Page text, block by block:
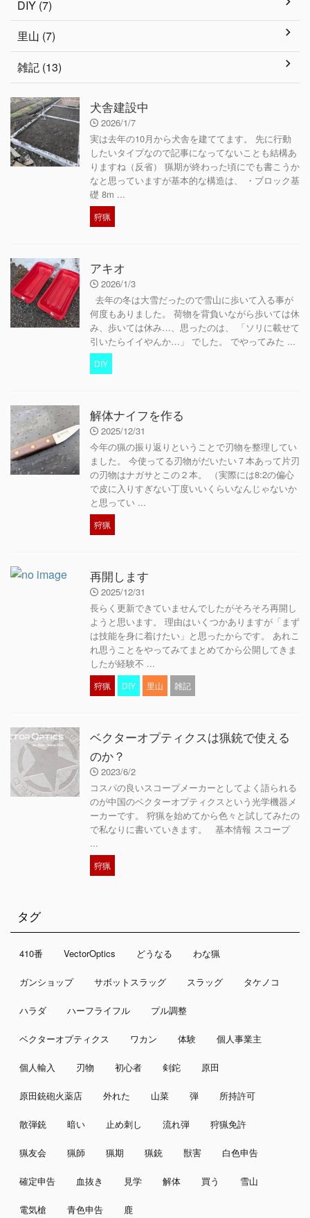
DIY (7)
里山 (7)
雑記 (13)
犬舎建設中
2026/1/7
実は去年の10月から犬舎を建ててます。 先に行動
したいタイプなので記事になってないことも結構あ
りますね（反省） 猟期が終わった頃にでも書こうか
なと思っていますが基本的な構造は、 ・ブロック基
礎 8m ...
狩猟
アキオ
2026/1/3
去年の冬は大雪だったので雪山に歩いて入る事が
何度もありました。 荷物を背負いながら歩いては休
み、歩いては休み…、思ったのは、 「ソリに載せて
引いたらイイやんか…」 でした。 でやってみた ...
DIY
解体ナイフを作る
2025/12/31
今年の猟の振り返りということで刃物を整理してい
ました。 今使ってる刃物がだいたい７本あって片刃
の刃物はナガサとこの２本。 （実際には8:2の偏心
で皮に入りすぎない丁度いいくらいなんじゃないか
と思ってい ...
狩猟
再開します
2025/12/31
長らく更新できていませんでしたがそろそろ再開し
ようと思います。 理由はいくつかありますが「まず
は技能を身に着けたい」と思ったからです。 あれこ
れ思うことをやってみてまとめてから公開してきま
したが経験不 ...
狩猟 DIY 里山 雑記
ベクターオプティクスは猟銃で使える
のか？
2023/6/2
コスパの良いスコープメーカーとしてよく語られる
のが中国のベクターオプティクスという光学機器メ
ーカーです。 狩猟を始めてから色々と試してみたの
で私なりに書いていきます。 基本情報 スコープ
...
狩猟
タグ
410番 VectorOptics どうなる わな猟
ガンショップ サボットスラッグ スラッグ タケノコ
ハラダ ハーフライフル プル調整
ベクターオプティクス ワカン 体験 個人事業主
個人輸入 刃物 初心者 剣鉈 原田
原田銃砲火薬店 外れた 山菜 弾 所持許可
散弾銃 暗い 止め刺し 流れ弾 狩猟免許
猟友会 猟師 猟期 猟銃 獣害 白色申告
確定申告 血抜き 見学 解体 買う 雪山
電気槍 青色申告 鹿